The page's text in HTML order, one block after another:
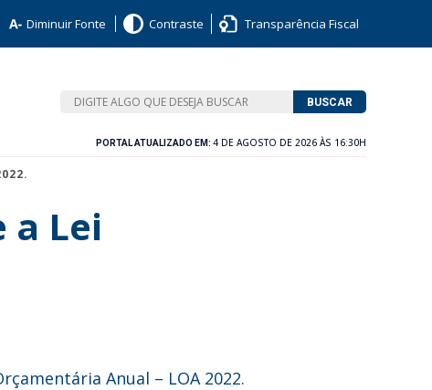
Diminuir Fonte Contraste Transparência Fiscal
BUSCAR
PORTAL ATUALIZADO EM: 4 DE AGOSTO DE 2026 ÀS 16:30H
a Lei
Anual – LOA 2022.